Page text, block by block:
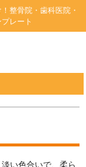
整骨院・歯科医院・
レート
い色合いで、柔ら